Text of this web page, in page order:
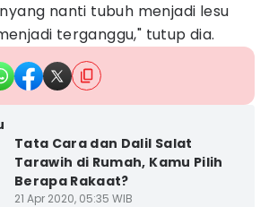
nanti tubuh menjadi lesu
terganggu," tutup dia.
Tata Cara dan Dalil Salat
Tarawih di Rumah, Kamu Pilih
Berapa Rakaat?
21 Apr 2020, 05:35 WIB